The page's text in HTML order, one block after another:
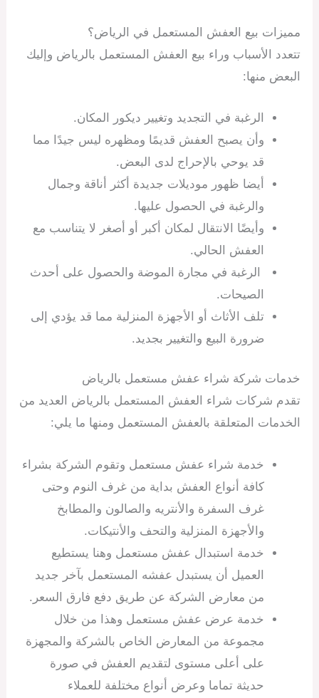
مميزات بيع العفش المستعمل في الرياض؟
تتعدد الأسباب وراء بيع العفش المستعمل بالرياض وإليك
البعض منها:
الرغبة في التجديد وتغيير ديكور المكان.
وأن يصبح العفش قديمًا ومظهره ليس جيدًا مما
قد يوحي بالإحراج لدى البعض.
أيضا ظهور موديلات جديدة أكثر أناقة وجمال
والرغبة في الحصول عليها.
وأيضًا الانتقال لمكان أكبر أو أصغر لا يتناسب مع
العفش الحالي.
الرغبة في مجارة الموضة والحصول على أحدث
الصيحات.
تلف الأثاث أو الأجهزة المنزلية مما قد يؤدي إلى
ضرورة البيع والتغيير بجديد.
خدمات شركة شراء عفش مستعمل بالرياض
تقدم شركات شراء العفش المستعمل بالرياض العديد من
الخدمات المتعلقة بالعفش المستعمل ومنها ما يلي:
خدمة شراء عفش مستعمل وتقوم الشركة بشراء
كافة أنواع العفش بداية من غرف النوم وحتى
غرف السفرة والأنتريه والصالون والمطابخ
والأجهزة المنزلية والتحف والأنتيكات.
خدمة استبدال عفش مستعمل وهنا يستطيع
العميل أن يستبدل عفشه المستعمل بآخر جديد
من معارض الشركة عن طريق دفع فارق السعر.
خدمة عرض عفش مستعمل وهذا من خلال
مجموعة من المعارض الخاص بالشركة والمجهزة
على أعلى مستوى لتقديم العفش في صورة
حديثة تماما وعرض أنواع مختلفة للعملاء